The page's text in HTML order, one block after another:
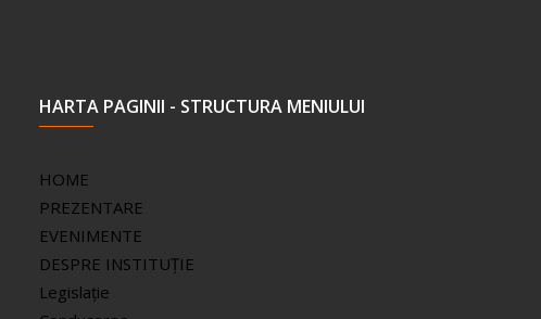
HARTA PAGINII - STRUCTURA MENIULUI
HOME
PREZENTARE
EVENIMENTE
DESPRE INSTITUȚIE
Legislație